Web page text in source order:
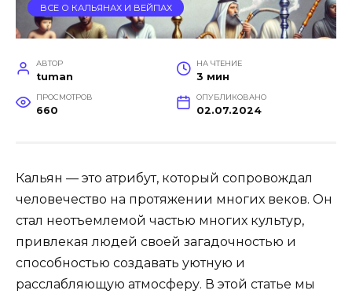
ВСЕ О КАЛЬЯНАХ И ВЕЙПАХ
АВТОР
tuman
НА ЧТЕНИЕ
3 мин
ПРОСМОТРОВ
660
ОПУБЛИКОВАНО
02.07.2024
Кальян — это атрибут, который сопровождал
человечество на протяжении многих веков. Он
стал неотъемлемой частью многих культур,
привлекая людей своей загадочностью и
способностью создавать уютную и
расслабляющую атмосферу. В этой статье мы